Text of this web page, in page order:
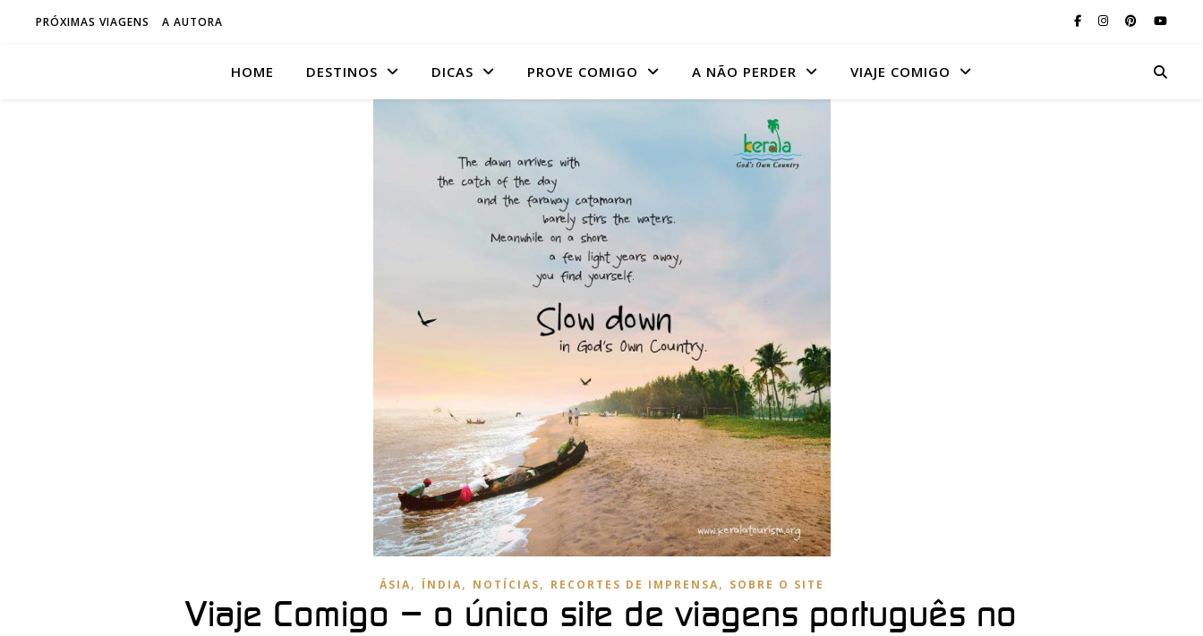
PRÓXIMAS VIAGENS A AUTORA
HOME DESTINOS DICAS PROVE COMIGO A NÃO PERDER VIAJE COMIGO
ÁSIA, ÍNDIA, NOTÍCIAS, RECORTES DE IMPRENSA, SOBRE O SITE
Viaje Comigo – o único site de viagens português no